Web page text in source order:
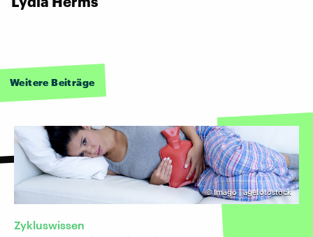
Weitere Beiträge
©Imago | agefotostock
Zykluswissen